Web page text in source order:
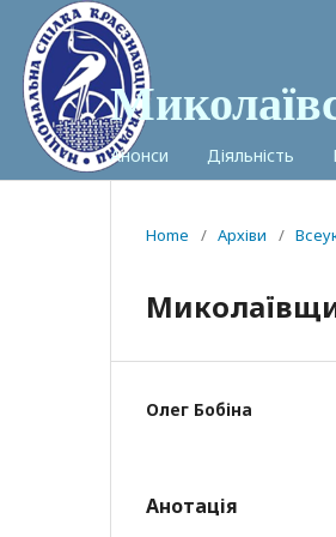
Анонси Діяльність
Home / Архіви /
Олег Бобіна
Анотація